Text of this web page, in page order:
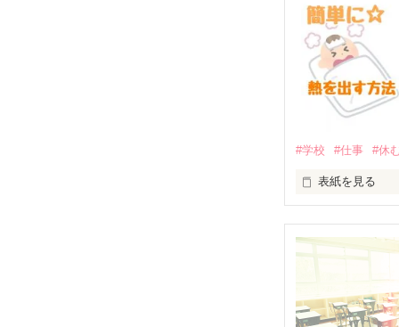
#学校 #仕事 #休
表紙を見る
なんて感じた
でも休む理由
あ!そうだ！熱